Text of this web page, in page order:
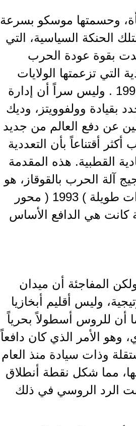
وحسمتها موسكو بسرعة
الحنكة السياسية، التي
بقوة عودة الحرب
التي تزعمتها الولايات
المتحدة، منذ سقوط الأتحاد السوفييتي في آب العام 1991 . وليس سراً أن إدارة
بقيادة وولفوويتز، وديك
عن دفع العالم من جديد
أقتناعاً بأن التعددية
القطبية. هذه المقدمة
آلة الحرب بالقوقاز، هو
لماذا تعامل الروس بهذه الحدة مع معضلة ظلت لسنوات طويلة ) 1993 ( محور
كانت هي الدافع الأساس
المفاجئة أن ميدان
وليس أقليم أبخازيا
أن للروس أسطولاً بحرياً
وهو الأمر الذي كان دافعاً
وذات سيادة منذ العام
مما شكل نقطة أنطلاق
الرد الروسي في ذلك